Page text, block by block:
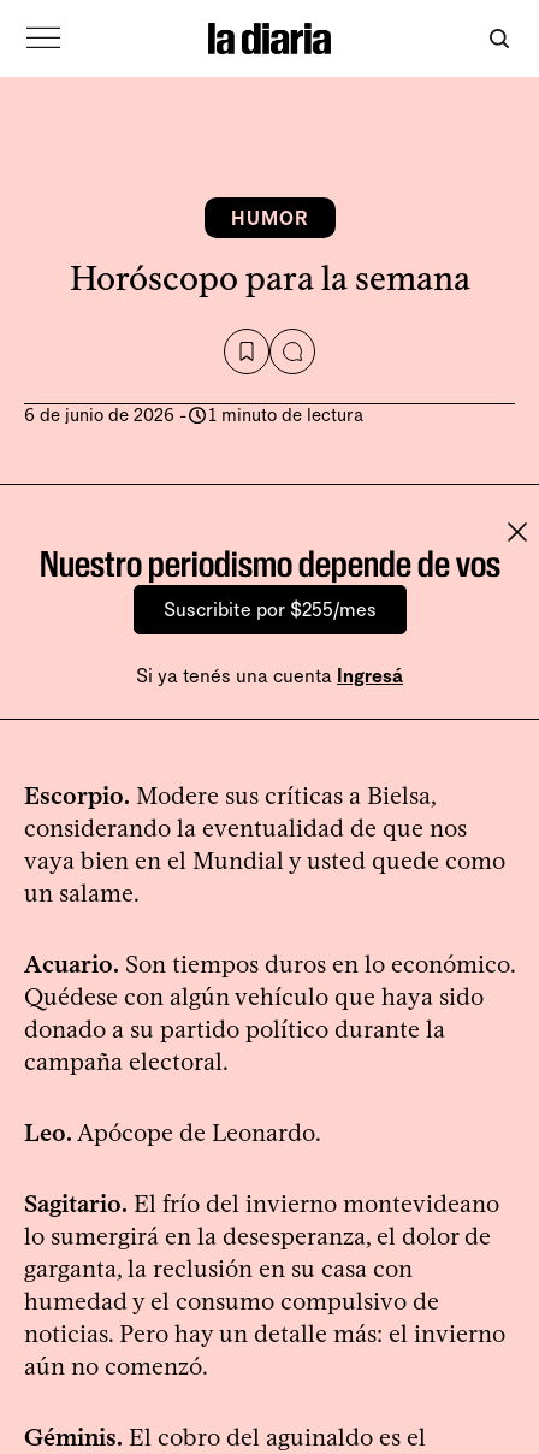
HUMOR
Horóscopo para la semana
6 de junio de 2026 - 1 minuto de lectura
Nuestro periodismo depende de vos
Suscribite por $255/mes
Si ya tenés una cuenta Ingresá
Escorpio. Modere sus críticas a Bielsa,
considerando la eventualidad de que nos
vaya bien en el Mundial y usted quede como
un salame.
Acuario. Son tiempos duros en lo económico.
Quédese con algún vehículo que haya sido
donado a su partido político durante la
campaña electoral.
Leo. Apócope de Leonardo.
Sagitario. El frío del invierno montevideano
lo sumergirá en la desesperanza, el dolor de
garganta, la reclusión en su casa con
humedad y el consumo compulsivo de
noticias. Pero hay un detalle más: el invierno
aún no comenzó.
Géminis. El cobro del aguinaldo es el